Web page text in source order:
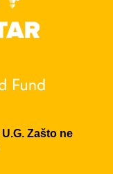
U.G. Zašto ne